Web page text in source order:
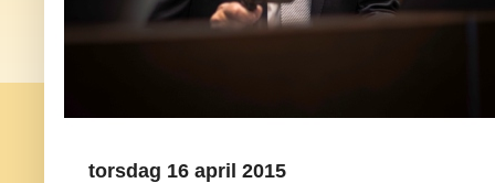
torsdag 16 april 2015